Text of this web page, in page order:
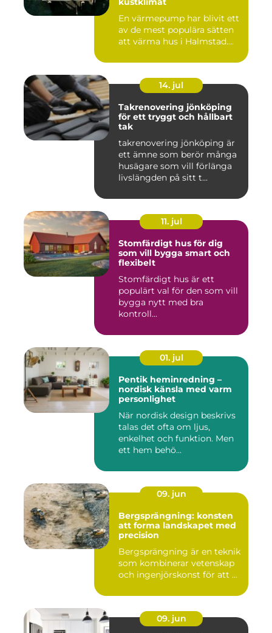
En värmepump har blivit ett
av de mest populära sätten
att värma hus i Halmstad....
14. jul
Takrenovering jönköping
för ett tryggt och hållbart
tak
takrenovering jönköping är
ett ämne som berör många
husägare som vill förlänga
livslängden på sitt t...
11. jul
Stomfärdigt hus för dig
som vill bygga smart och
flexibelt
Stomfärdigt hus är ett
populärt val för den som vill
bygga nytt med bra
kontroll...
01. jul
Pentik heminredning –
nordisk känsla med varm
personlighet
När nordisk design beskrivs
talas det ofta om ljus,
enkelhet och funktion. Men
ett hem behö...
09. jun
Bergsprängning: konsten
att forma landskapet med
precision
Bergsprängning är en teknik
som kombinerar vetenskap
och ingenjörskonst för att ...
09. jun